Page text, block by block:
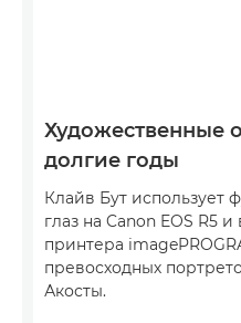
Художественные
долгие годы
Клайв Бут использует
глаз на Canon EOS R5
принтера
превосходных
Акосты.